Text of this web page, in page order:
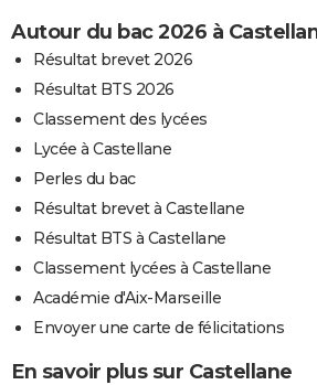
Autour du bac 2026 à
Résultat brevet 2026
Résultat BTS 2026
Classement des lycées
Lycée à Castellane
Perles du bac
Résultat brevet à Castellane
Résultat BTS à Castellane
Classement lycées à Castellane
Académie d'Aix-Marseille
Envoyer une carte de félicitations
En savoir plus sur Castellane